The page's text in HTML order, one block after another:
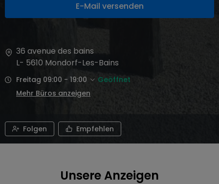
E-Mail versenden
36 avenue des bains
L- 5610 Mondorf-Les-Bains
Freitag 09:00 - 19:00
Geöffnet
Mehr Büros anzeigen
Folgen Empfehlen
Unsere Anzeigen